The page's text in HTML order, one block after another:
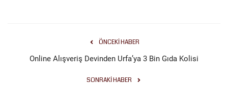
ÖNCEKI HABER
Online Alışveriş Devinden Urfa’ya 3 Bin Gıda Kolisi
SONRAKI HABER